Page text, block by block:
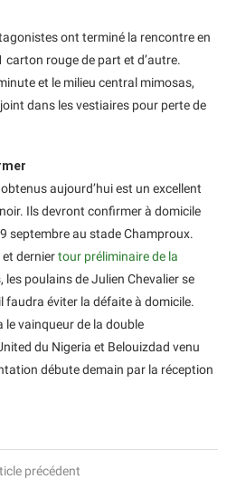
ont terminé la rencontre en
rouge de part et d’autre.
et le milieu central mimosas,
dans les vestiaires pour perte de
aujourd’hui est un excellent
Ils devront confirmer à domicile
septembre au stade Champroux.
derniertour préliminaire de la
les poulains de Julien Chevalier se
faudra éviter la défaite à domicile.
le vainqueur de la double
du Nigeria et Belouizdad venu
débute demain par la réception
précédent